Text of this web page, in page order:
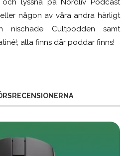
någon av våra andra härligt
nischade Cultpodden samt
alla finns där poddar finns!